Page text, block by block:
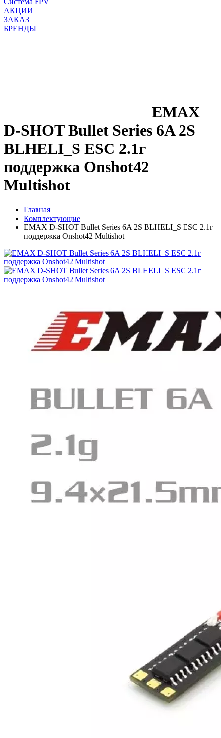
Система FPV
АКЦИИ
ЗАКАЗ
БРЕНДЫ
EMAX
D-SHOT Bullet Series 6A 2S
BLHELI_S ESC 2.1г
поддержка Onshot42
Multishot
Главная
Комплектующие
EMAX D-SHOT Bullet Series 6A 2S BLHELI_S ESC 2.1г
поддержка Onshot42 Multishot